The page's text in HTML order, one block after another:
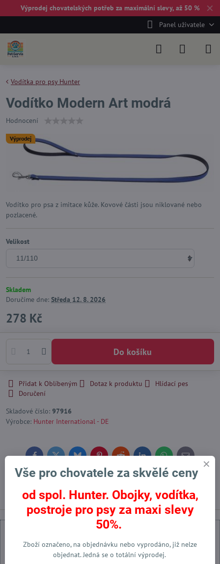
✕
Výprodej chovatelských potřeb za maximální slevy, až 50 %
Panel uživatele
Výprodej
Vodítka pro psy Hunter
Vodítko Modern Art modrá
Hodnocení
Vodítko pro psa z imitace kůže. Kovové části jsou niklované nebo
pozlacené.
Velikost
Skladem
Doručíme dne: Středa 12. 8. 2026
278 Kč
Do košíku
Přidat k Oblíbeným Dotaz k produktu
Hlídací pes
Doručení
Skladové číslo: 97916
Výrobce: Hunter International - DE
FacebookTwitterBlueskyPinterestReddit LinkedInWhatsApp
E-
Vše pro chovatele za skvělé ceny
od spol. Hunter. Obojky, vodítka,
postroje pro psy za maxi slevy
50%.
Zboží označeno, na objednávku nebo vyprodáno, již nelze
objednat. Jedná se o totální výprodej.